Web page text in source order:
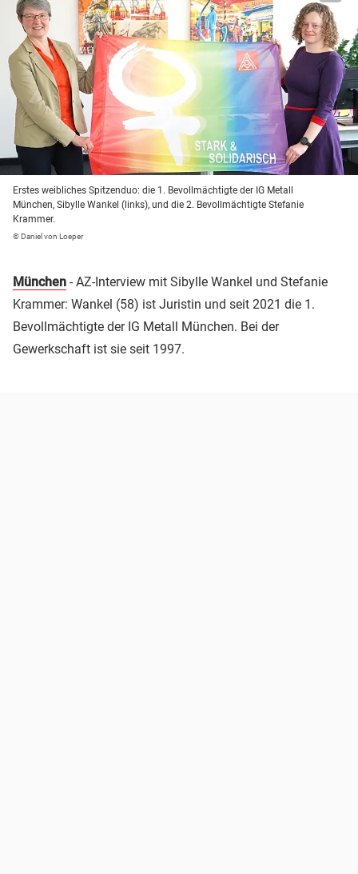
Erstes weibliches Spitzenduo: die 1. Bevollmächtigte der IG Metall
München, Sibylle Wankel (links), und die 2. Bevollmächtigte Stefanie
Krammer.
© Daniel von Loeper
München - AZ-Interview mit Sibylle Wankel und Stefanie
Krammer: Wankel (58) ist Juristin und seit 2021 die 1.
Bevollmächtigte der IG Metall München. Bei der
Gewerkschaft ist sie seit 1997.